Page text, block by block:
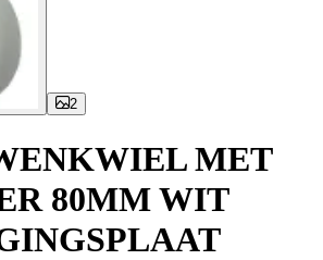
2
MET
80MM WIT